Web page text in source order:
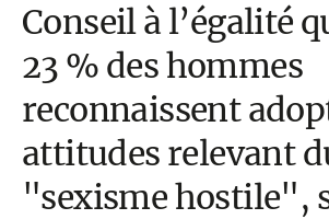
Conseil à l’égalité
23 % des hommes
reconnaissent
attitudes relevant
"sexisme hostile",